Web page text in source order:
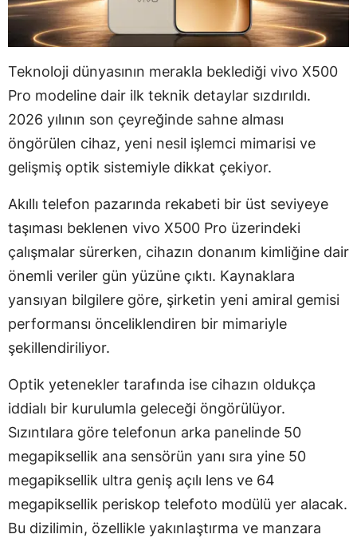
Teknoloji dünyasının merakla beklediği vivo X500
Pro modeline dair ilk teknik detaylar sızdırıldı.
2026 yılının son çeyreğinde sahne alması
öngörülen cihaz, yeni nesil işlemci mimarisi ve
gelişmiş optik sistemiyle dikkat çekiyor.
Akıllı telefon pazarında rekabeti bir üst seviyeye
taşıması beklenen vivo X500 Pro üzerindeki
çalışmalar sürerken, cihazın donanım kimliğine dair
önemli veriler gün yüzüne çıktı. Kaynaklara
yansıyan bilgilere göre, şirketin yeni amiral gemisi
performansı önceliklendiren bir mimariyle
şekillendiriliyor.
Optik yetenekler tarafında ise cihazın oldukça
iddialı bir kurulumla geleceği öngörülüyor.
Sızıntılara göre telefonun arka panelinde 50
megapiksellik ana sensörün yanı sıra yine 50
megapiksellik ultra geniş açılı lens ve 64
megapiksellik periskop telefoto modülü yer alacak.
Bu dizilimin, özellikle yakınlaştırma ve manzara